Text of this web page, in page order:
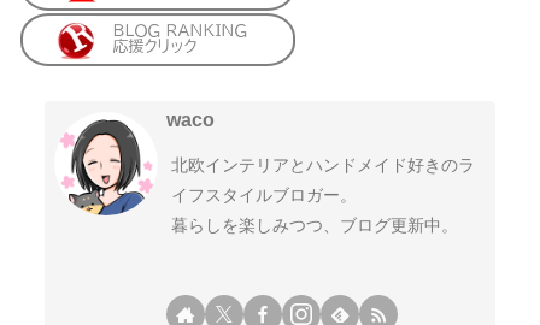
waco
北欧インテリアとハンドメイド好きのラ
イフスタイルブロガー。
暮らしを楽しみつつ、ブログ更新中。